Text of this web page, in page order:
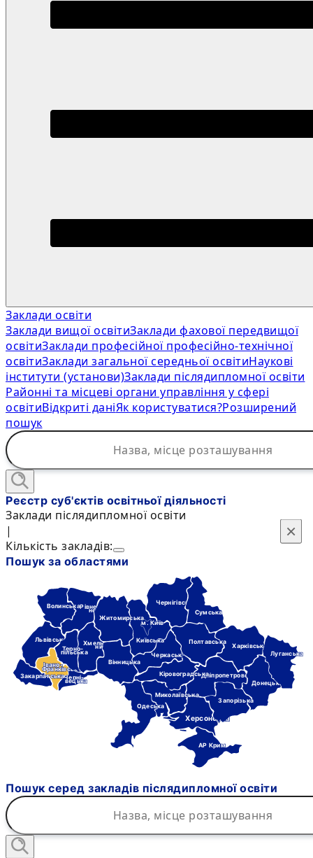
Заклади освіти
Заклади вищої освітиЗаклади фахової передвищої
освітиЗаклади професійної професійно-технічної
освітиЗаклади загальної середньої освітиНаукові
інститути (установи)Заклади післядипломної освіти
Районні та місцеві органи управління у сфері
освітиВідкриті даніЯк користуватися?Розширений
пошук
×
Реєстр суб'єктів освітньої діяльності
Заклади післядипломної освіти
|
Кількість закладів:
Пошук за областями
Черкаська
Чернігівська
Черні-
вецька
Дніпропетровська
Донецька
Івано-
Франківська
Харківська
Херсонська
Хмель-
ницька
Кіровоградська
АР Крим
Київська
м. Київ
Луганська
Львівська
Миколаївська
Одеська
Полтавська
Рівне-
нська Сумська
Терно-
пільська
Вінницька
Волинська
Закарпатська
Запорізька
Житомирська
Пошук серед закладів післядипломної освіти
×